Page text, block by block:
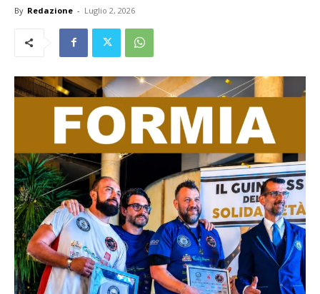
By Redazione - Luglio 2, 2026